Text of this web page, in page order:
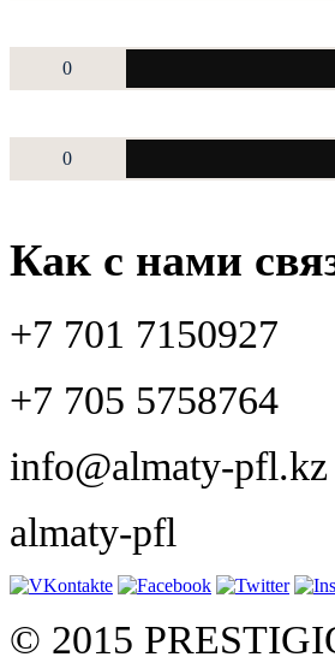
0
0
Как с нами
+7 701 7150927
+7 705 5758764
info@almaty-pfl.kz
almaty-pfl
© 2015